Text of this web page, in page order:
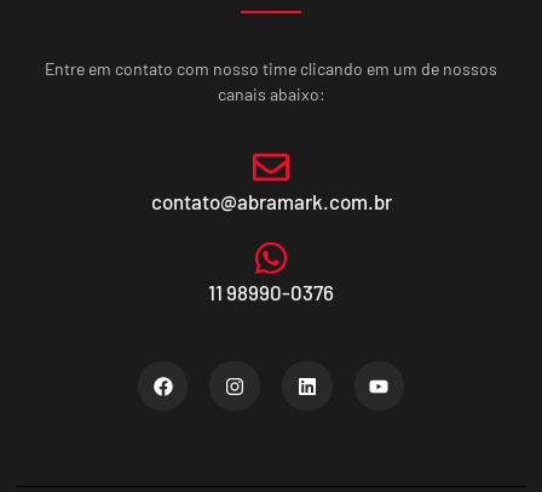
Entre em contato com nosso time clicando em um de nossos
canais abaixo:
contato@abramark.com.br
11 98990-0376